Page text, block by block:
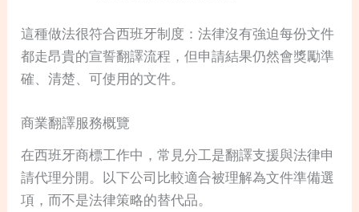
這種做法很符合西班牙制度：法律沒有強迫每份文件
都走昂貴的宣誓翻譯流程，但申請結果仍然會獎勵準
確、清楚、可使用的文件。
商業翻譯服務概覽
在西班牙商標工作中，常見分工是翻譯支援與法律申
請代理分開。以下公司比較適合被理解為文件準備選
項，而不是法律策略的替代品。